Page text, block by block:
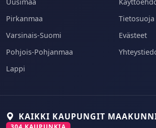
Uusimaa
Pirkanmaa
Varsinais-Suomi
Pohjois-Pohjanmaa
Lappi
Tietosuoja
Evästeet
KAIKKI KAUPUNGIT